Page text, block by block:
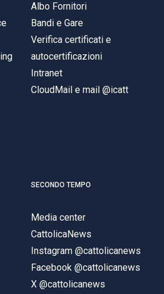
Albo Fornitori
Bandi e Gare
Verifica certificati e
autocertificazioni
Intranet
CloudMail e mail @icatt
SECONDO TEMPO
Media center
CattolicaNews
Instagram @cattolicanews
Facebook @cattolicanews
X @cattolicanews